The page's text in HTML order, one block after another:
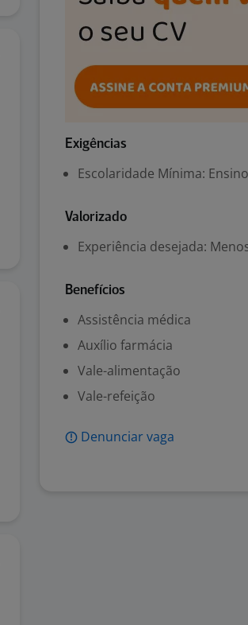
Exigências
Escolaridade Mínima:
Valorizado
Experiência desejada:
Benefícios
Assistência médica
Auxílio farmácia
Vale-alimentação
Vale-refeição
Denunciar vaga